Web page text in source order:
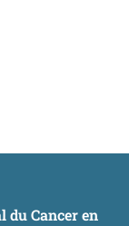
du Cancer en